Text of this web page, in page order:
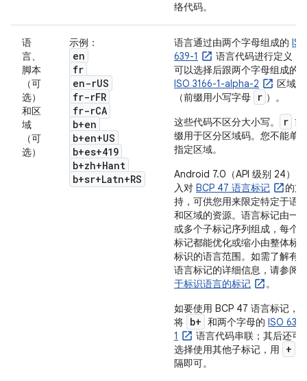
络代码。
语
言、
脚本
（可
选）
和区
域
（可
选）
示例：
en
fr
en-rUS
fr-rFR
fr-rCA
b+en
b+en+US
b+es+419
b+zh+Hant
b+sr+Latn+RS
语言通过由两个字母组成的 ISO
639-1
语言代码进行定义，
可以选择后跟两个字母组成的
ISO 3166-1-alpha-2
区域码
（前缀用小写字母
r ）。
这些代码不区分大小写。
r 前
缀用于区分区域码。您不能单
指定区域。
Android 7.0（API 级别 24）引
入对 BCP 47 语言标记
的支
持，可供您用来限定特定于语
和区域的资源。语言标记由一
或多个子标记序列组成，每个
标记都能优化或缩小由整体标
标识的语言范围。如需了解有
语言标记的详细信息，请参阅
于标识语言的标记
。
如要使用 BCP 47 语言标记，
将 b+ 和两个字母的 ISO 639-
1
语言代码串联；其后还可
选择使用其他子标记，用
+
隔即可。